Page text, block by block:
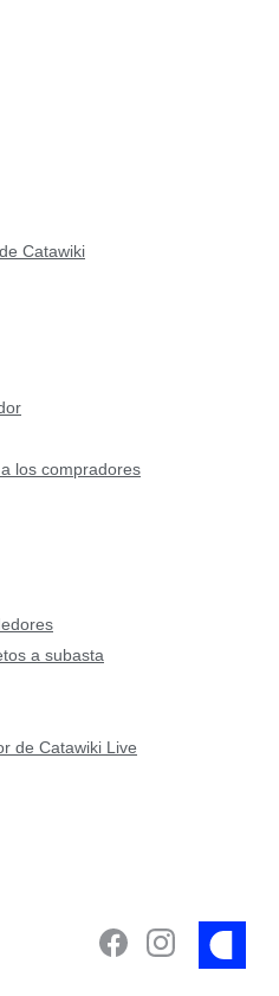
Catawiki
los compradores
a subasta
de Catawiki Live